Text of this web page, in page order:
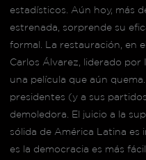
estadísticos. Aún hoy, más
estrenada, sorprende su
formal. La restauración, en
Carlos Álvarez, liderado por
una película que aún
presidentes (y a sus
demoledora. El juicio a la
sólida de América Latina es
es la democracia es más